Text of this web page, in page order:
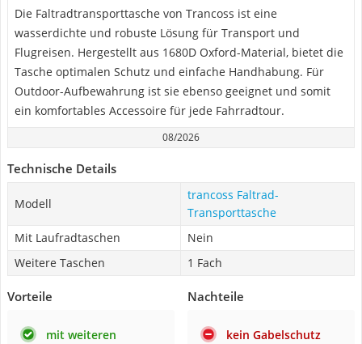
Die Faltradtransporttasche von Trancoss ist eine
wasserdichte und robuste Lösung für Transport und
Flugreisen. Hergestellt aus 1680D Oxford-Material, bietet die
Tasche optimalen Schutz und einfache Handhabung. Für
Outdoor-Aufbewahrung ist sie ebenso geeignet und somit
ein komfortables Accessoire für jede Fahrradtour.
08/2026
Technische Details
Modell
trancoss Faltrad-
Transporttasche
Mit Laufradtaschen
Nein
Weitere Taschen
1 Fach
Vorteile
mit weiteren
Nachteile
kein Gabelschutz